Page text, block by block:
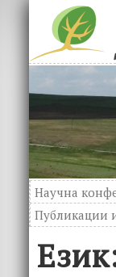
Научна
Публикации